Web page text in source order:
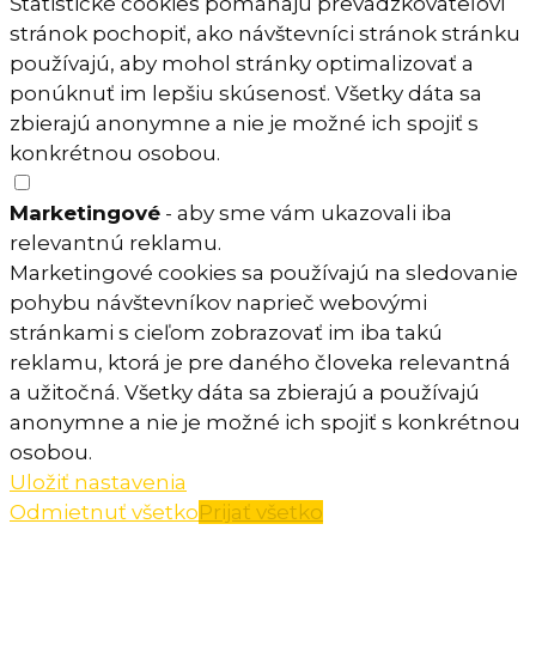
stránok pochopiť, ako návštevníci stránok stránku
používajú, aby mohol stránky optimalizovať a
ponúknuť im lepšiu skúsenosť. Všetky dáta sa
zbierajú anonymne a nie je možné ich spojiť s
konkrétnou osobou.
Marketingové - aby sme vám ukazovali iba
relevantnú reklamu.
Marketingové cookies sa používajú na sledovanie
pohybu návštevníkov naprieč webovými
stránkami s cieľom zobrazovať im iba takú
reklamu, ktorá je pre daného človeka relevantná
a užitočná. Všetky dáta sa zbierajú a používajú
anonymne a nie je možné ich spojiť s konkrétnou
osobou.
Uložiť nastavenia
Odmietnuť všetkoPrijať všetko